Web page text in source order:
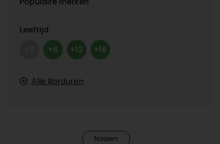
Leeftijd
+6 +12 +16
Alle Borduren
Naaien